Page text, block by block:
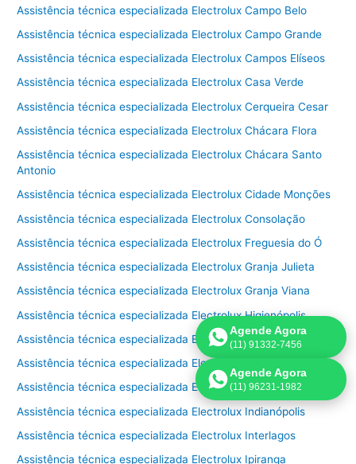
Assistência técnica especializada Electrolux Campo Belo
Assistência técnica especializada Electrolux Campo Grande
Assistência técnica especializada Electrolux Campos Elíseos
Assistência técnica especializada Electrolux Casa Verde
Assistência técnica especializada Electrolux Cerqueira Cesar
Assistência técnica especializada Electrolux Chácara Flora
Assistência técnica especializada Electrolux Chácara Santo
Antonio
Assistência técnica especializada Electrolux Cidade Monções
Assistência técnica especializada Electrolux Consolação
Assistência técnica especializada Electrolux Freguesia do Ó
Assistência técnica especializada Electrolux Granja Julieta
Assistência técnica especializada Electrolux Granja Viana
Assistência técnica especializada Electrolux Higienópolis
Assistência técnica especializada Electrolux Horto Florestal
Assistência técnica especializada Electrolux Ibirapuera
Assistência técnica especializada Electrolux Imirim
Assistência técnica especializada Electrolux Indianópolis
Assistência técnica especializada Electrolux Interlagos
Assistência técnica especializada Electrolux Ipiranga
Agende Agora
(11) 91332-7456
Agende Agora
(11) 96231-1982